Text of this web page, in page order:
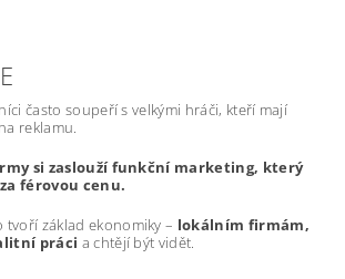
často soupeří s velkými hráči, kteří mají
reklamu.
si zaslouží funkční marketing, který
férovou cenu.
tvoří základ ekonomiky – lokálním firmám,
práci a chtějí být vidět.